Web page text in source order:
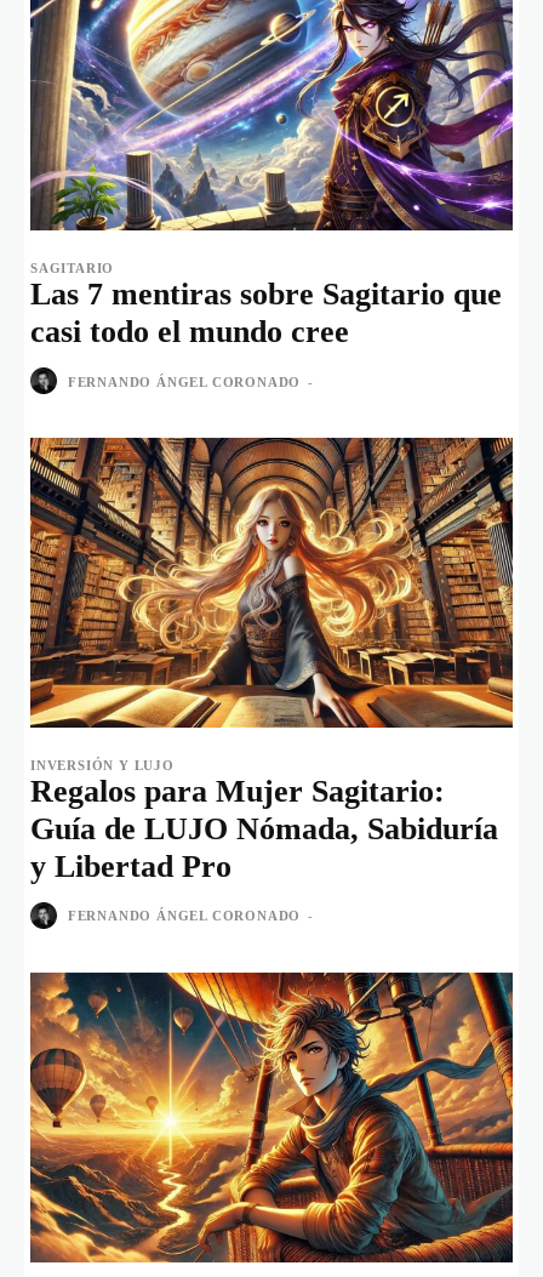
SAGITARIO
Las 7 mentiras sobre Sagitario que
casi todo el mundo cree
FERNANDO ÁNGEL CORONADO -
INVERSIÓN Y LUJO
Regalos para Mujer Sagitario:
Guía de LUJO Nómada, Sabiduría
y Libertad Pro
FERNANDO ÁNGEL CORONADO -